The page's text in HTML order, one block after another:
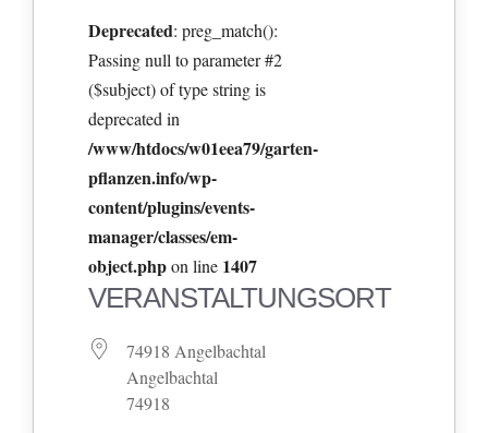
Deprecated: preg_match():
Passing null to parameter #2
($subject) of type string is
deprecated in
/www/htdocs/w01eea79/garten-
pflanzen.info/wp-
content/plugins/events-
manager/classes/em-
object.phpon line 1407
VERANSTALTUNGSORT
74918 Angelbachtal
Angelbachtal
74918